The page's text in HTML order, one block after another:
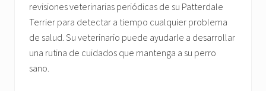
revisiones veterinarias periódicas de su Patterdale
Terrier para detectar a tiempo cualquier problema
de salud. Su veterinario puede ayudarle a desarrollar
una rutina de cuidados que mantenga a su perro
sano.